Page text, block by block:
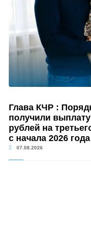
Глава КЧР :
получили
рублей на
с начала 2026 года
07.08.2026